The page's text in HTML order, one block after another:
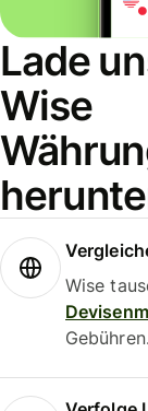
Lade
Wise
Wise
Gebühren.